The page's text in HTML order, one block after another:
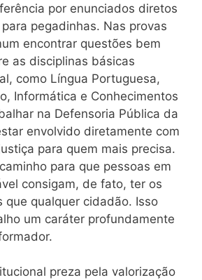
por enunciados diretos
pegadinhas. Nas provas
encontrar questões bem
as disciplinas básicas
como Língua Portuguesa,
Informática e Conhecimentos
na Defensoria Pública da
envolvido diretamente com
para quem mais precisa.
para que pessoas em
consigam, de fato, ter os
que qualquer cidadão. Isso
um caráter profundamente
preza pela valorização